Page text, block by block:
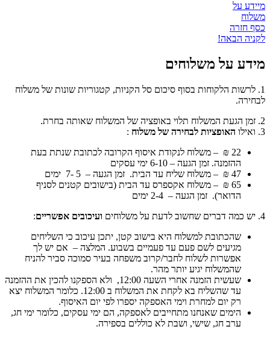
על
חזרה
הבאה!
על משלוחים
לרשות הלקוחות בסוף סיכום סל הקניות, קטגוריות שונות של משלוח
האופציות לבחירה של משלוח:
22 ₪ –
משלוח לנקודת איסוףהקרובה לכתובת שנתת בעת
ההזמנה. זמן הגעה – 6-10 ימי עסקים
47 ₪ –
משלוח שליח עד הבית. זמן הגעה – 5 -7 ימים
65 ₪ –
משלוח אקספרסעד הבית (בישובים קטנים לסניף
הדואר). זמן הגעה – 2-4 ימים
ועיכובים אפשריים:
שהכתובת למשלוח היא בישוב קטן, יתכן עיכוב כי השליחים
מגיעים לשם פעם עד פעמיים בשבוע. המלצה – אם יש לך
אפשרות לשלוח לחבר/קרוב משפחה בעיר סמוכה סביר להניח
שהמשלוח יגיע יותר מהר.
שעשית הזמנה אחרי השעה 12:00, ולא הספקנו להכין את ההזמנה
עד שהשליח בא לקחת את המשלוח ב 12:00. כלומר המשלוח יצא
רק יום למחרת וימי האספקה יספרו לפי יום האיסוף.
הימים שאנחנו מתחייבים לאספקה, הם ימי עסקים, כלומר ימי חג,
ערב חג, שישי, ושבת לא כוללים בספירה.